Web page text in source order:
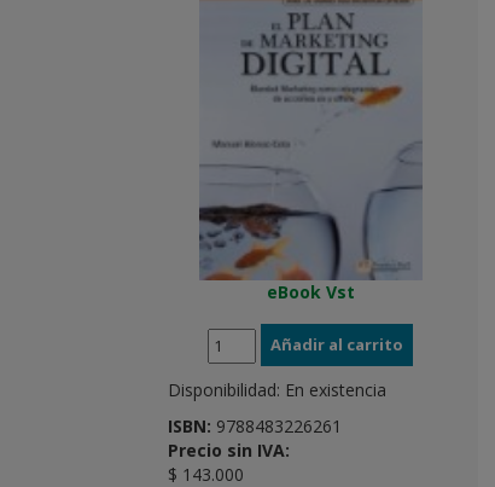
eBook Vst
Disponibilidad: En existencia
ISBN: 9788483226261
Precio sin IVA:
$ 143.000